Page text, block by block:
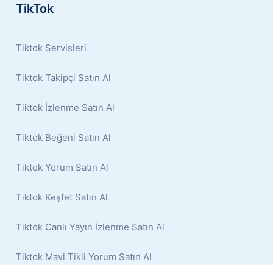
TikTok
Tiktok Servisleri
Tiktok Takipçi Satın Al
Tiktok İzlenme Satın Al
Tiktok Beğeni Satın Al
Tiktok Yorum Satın Al
Tiktok Keşfet Satın Al
Tiktok Canlı Yayın İzlenme Satın Al
Tiktok Mavi Tikli Yorum Satın Al